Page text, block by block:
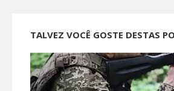
TALVEZ VOCÊ GOSTE DESTAS